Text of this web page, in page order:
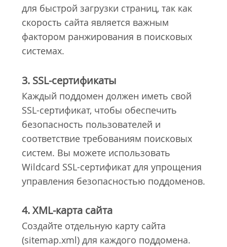
для быстрой загрузки страниц, так как
скорость сайта является важным
фактором ранжирования в поисковых
системах.
3. SSL-сертификаты
Каждый поддомен должен иметь свой
SSL-сертификат, чтобы обеспечить
безопасность пользователей и
соответствие требованиям поисковых
систем. Вы можете использовать
Wildcard SSL-сертификат для упрощения
управления безопасностью поддоменов.
4. XML-карта сайта
Создайте отдельную карту сайта
(sitemap.xml) для каждого поддомена.